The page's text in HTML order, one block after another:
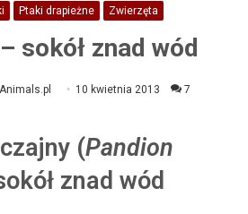
Ptaki drapieżne Zwierzęta
sokół znad wód
10 kwietnia 2013 7
(Pandion
znad wód